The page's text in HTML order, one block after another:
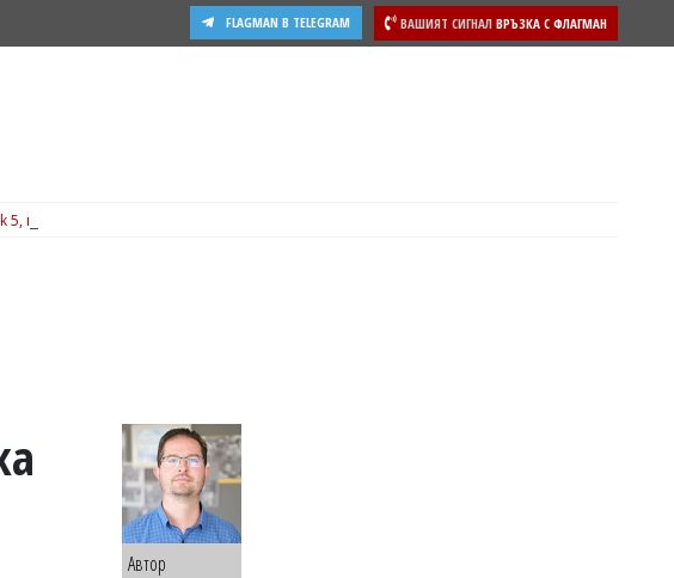
ВАШИЯТ СИГНАЛ ВРЪЗКА С ФЛАГМАН
FLAGMAN В TELEGRAM
вижте подробности
Автор